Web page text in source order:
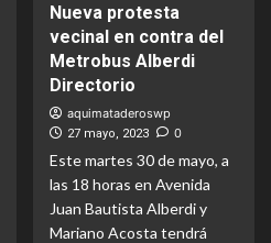
de
Espectáculo
con
entrada
y
gratuita
en
el
hall
del
Nueva protesta
vecinal en contra del
Metrobus Alberdi
Directorio
aquimataderoswp
27 mayo, 2023 0
Este martes 30 de mayo, a
las 18 horas en Avenida
Juan Bautista Alberdi y
Mariano Acosta tendrá